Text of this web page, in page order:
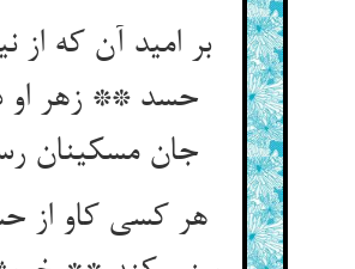
بر امید آن که از
حسد ** زهر او
جان مسکینان
هر کسی کاو از